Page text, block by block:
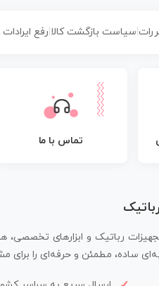
سیاست بازگشت کالا رفع
تماس با ما
رباتیک و ابزارهای تخصصی،
ساده، مطمئن و حرفه‌ای را برای